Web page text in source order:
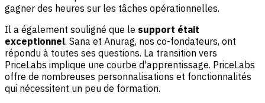
gagner des heures sur les tâches opérationnelles.
Il a également souligné que le support était
exceptionnel. Sana et Anurag, nos co-fondateurs, ont
répondu à toutes ses questions. La transition vers
PriceLabs implique une courbe d'apprentissage. PriceLabs
offre de nombreuses personnalisations et fonctionnalités
qui nécessitent un peu de formation.